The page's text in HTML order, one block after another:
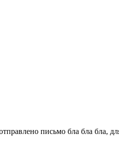
письмо бла бла бла,